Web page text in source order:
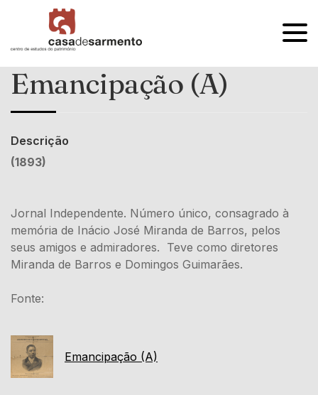
OPEN
Emancipação (A)
Descrição
(1893)
Jornal Independente. Número único, consagrado à
memória de Inácio José Miranda de Barros, pelos
seus amigos e admiradores. Teve como diretores
Miranda de Barros e Domingos Guimarães.
Fonte:
Emancipação (A)